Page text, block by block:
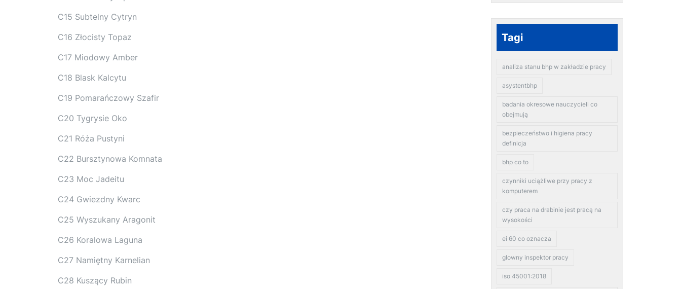
C15 Subtelny Cytryn
C16 Złocisty Topaz
C17 Miodowy Amber
C18 Blask Kalcytu
C19 Pomarańczowy Szafir
C20 Tygrysie Oko
C21 Róża Pustyni
C22 Bursztynowa Komnata
C23 Moc Jadeitu
C24 Gwiezdny Kwarc
C25 Wyszukany Aragonit
C26 Koralowa Laguna
C27 Namiętny Karnelian
C28 Kuszący Rubin
Tagi
analiza stanu bhp w zakładzie pracy
asystentbhp
badania okresowe nauczycieli co
obejmują
bezpieczeństwo i higiena pracy
definicja
bhp co to
czynniki uciążliwe przy pracy z
komputerem
czy praca na drabinie jest pracą na
wysokości
ei 60 co oznacza
glowny inspektor pracy
iso 45001:2018